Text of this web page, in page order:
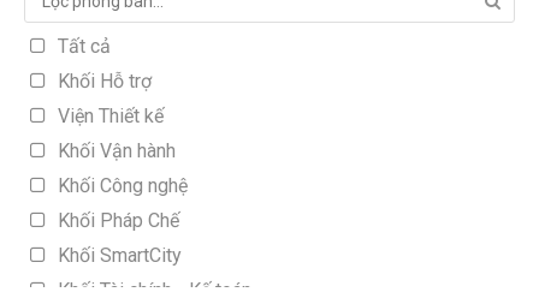
Tất cả
Khối Hỗ trợ
Viện Thiết kế
Khối Vận hành
Khối Công nghệ
Khối Pháp Chế
Khối SmartCity
Khối Tài chính - Kế toán